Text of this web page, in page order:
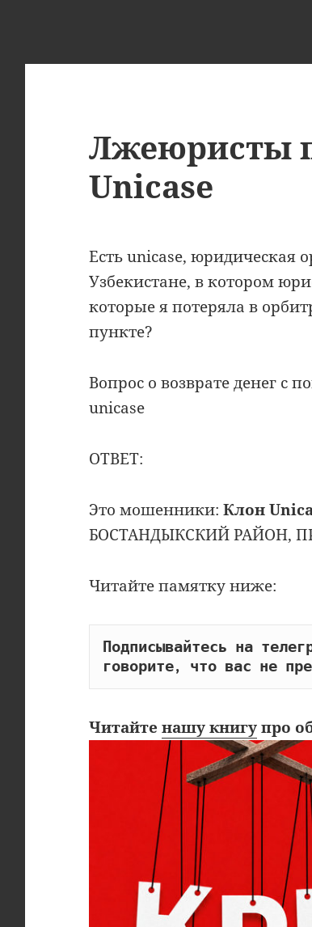
Лжеюристы
Unicase
Есть unicase, юридическая
Узбекистане, в котором
которые я потеряла в
пункте?
Вопрос о возврате денег с
unicase
ОТВЕТ:
Это мошенники:Клон
БОСТАНДЫКСКИЙ РАЙОН,
Читайте памятку ниже:
Подписывайтесь на
говорите, что вас не
Читайтенашу книгупро